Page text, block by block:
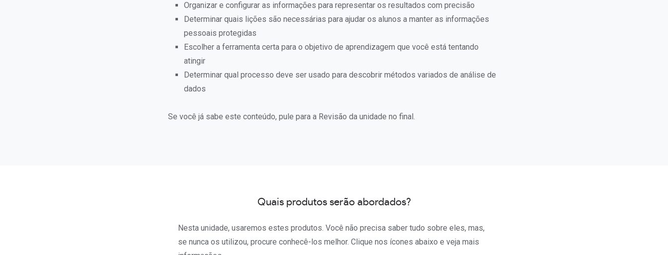
Organizar e configurar as informações para representar os resultados com precisão
Determinar quais lições são necessárias para ajudar os alunos a manter as informações
pessoais protegidas
Escolher a ferramenta certa para o objetivo de aprendizagem que você está tentando
atingir
Determinar qual processo deve ser usado para descobrir métodos variados de análise de
dados
Se você já sabe este conteúdo, pule para a Revisão da unidade no final.
Quais produtos serão abordados?
Nesta unidade, usaremos estes produtos. Você não precisa saber tudo sobre eles, mas,
se nunca os utilizou, procure conhecê-los melhor. Clique nos ícones abaixo e veja mais